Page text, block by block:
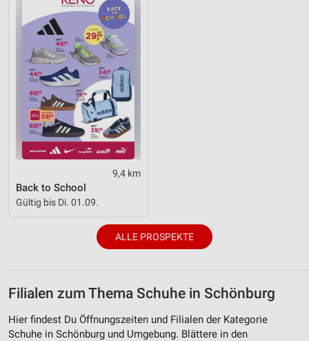
9,4 km
Back to School
Gültig bis Di. 01.09.
ALLE PROSPEKTE
Filialen zum Thema Schuhe in Schönburg
Hier findest Du Öffnungszeiten und Filialen der Kategorie
Schuhe in Schönburg und Umgebung. Blättere in den